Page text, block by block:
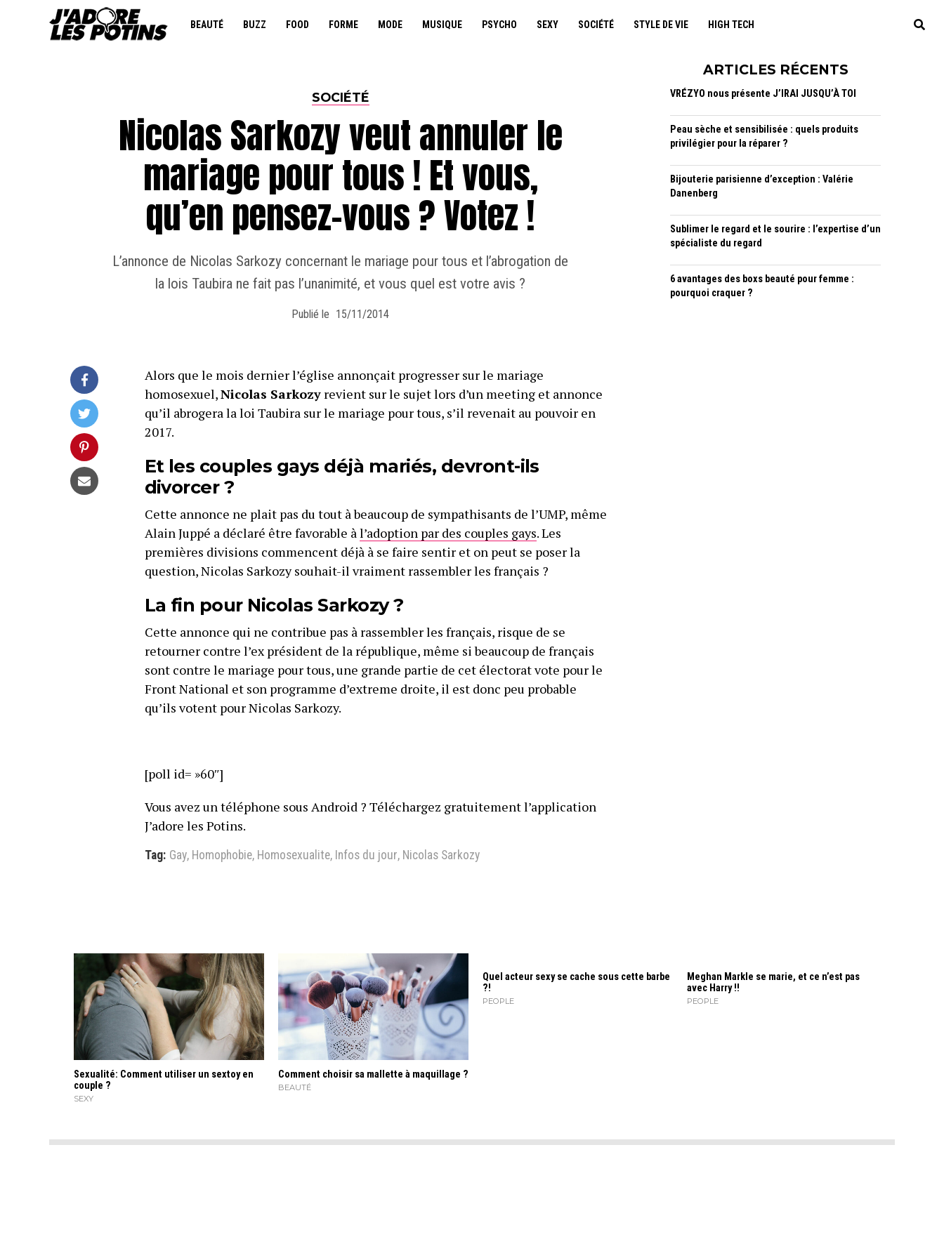
BEAUTÉ BUZZ FOOD FORME MODE MUSIQUE PSYCHO SEXY SOCIÉTÉ STYLE DE VIE HIGH TECH
SOCIÉTÉ
Nicolas Sarkozy veut annuler le
mariage pour tous ! Et vous,
qu’en pensez-vous ? Votez !
L’annonce de Nicolas Sarkozy concernant le mariage pour tous et l’abrogation de
la lois Taubira ne fait pas l’unanimité, et vous quel est votre avis ?
Publié le 15/11/2014
Alors que le mois dernier l’église annonçait progresser sur le mariage
homosexuel,Nicolas Sarkozyrevient sur le sujet lors d’un meeting et annonce
qu’il abrogera la loi Taubira sur le mariage pour tous, s’il revenait au pouvoir en
2017.
Et les couples gays déjà mariés, devront-ils
divorcer ?
Cette annonce ne plait pas du tout à beaucoup de sympathisants de l’UMP, même
Alain Juppé a déclaré être favorable àl’adoption par des couples gays. Les
premières divisions commencent déjà à se faire sentir et on peut se poser la
question, Nicolas Sarkozy souhait-il vraiment rassembler les français ?
La fin pour Nicolas Sarkozy ?
Cette annonce qui ne contribue pas à rassembler les français, risque de se
retourner contre l’ex président de la république, même si beaucoup de français
sont contre le mariage pour tous, une grande partie de cet électorat vote pour le
Front National et son programme d’extreme droite, il est donc peu probable
qu’ils votent pour Nicolas Sarkozy.
[poll id= »60″]
Vous avez un téléphone sous Android ? Téléchargez gratuitement l’application
J’adore les Potins.
Tag: Gay, Homophobie, Homosexualite, Infos du jour, Nicolas Sarkozy
ARTICLES RÉCENTS
VRÉZYO nous présente J’IRAI JUSQU’À TOI
Peau sèche et sensibilisée : quels produits
privilégier pour la réparer ?
Bijouterie parisienne d’exception : Valérie
Danenberg
Sublimer le regard et le sourire : l’expertise d’un
spécialiste du regard
6 avantages des boxs beauté pour femme :
pourquoi craquer ?
Sexualité: Comment utiliser un sextoy en
couple ?
SEXY
Comment choisir sa mallette à maquillage ?
BEAUTÉ
Quel acteur sexy se cache sous cette barbe
?!
PEOPLE
Meghan Markle se marie, et ce n’est pas
avec Harry !!
PEOPLE